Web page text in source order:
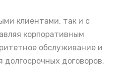
клиентами, так и с
корпоративным
обслуживание и
договоров.